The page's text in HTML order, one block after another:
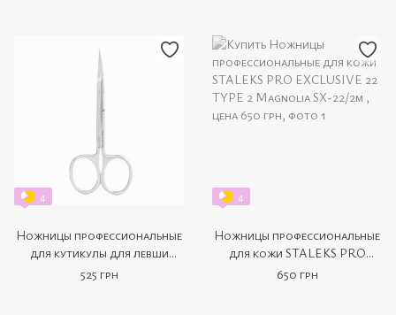
4
Ножницы профессиональные
для кутикулы для левши
STALEKS PRO EXPERT 11
525 грн
4
Ножницы профессиональные
для кожи STALEKS PRO
EXCLUSIVE 22 TYPE 2
650 грн